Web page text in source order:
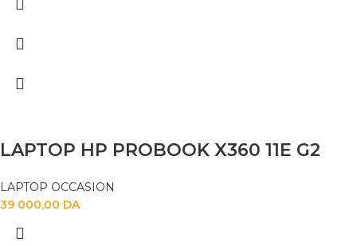
LAPTOP HP PROBOOK X360 11E G2
LAPTOP OCCASION
39 000,00 DA